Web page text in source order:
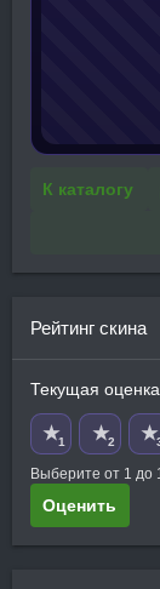
К каталогу
Рейтинг скина
Текущая
★1 ★2 ★
Выберите от 1 до
Оценить